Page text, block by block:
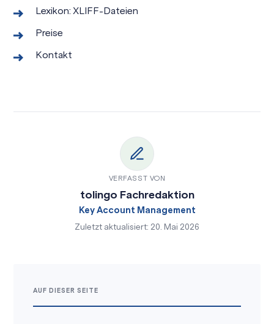
Lexikon: XLIFF-Dateien
Preise
Kontakt
VERFASST VON
tolingo Fachredaktion
Key Account Management
Zuletzt aktualisiert: 20. Mai 2026
AUF DIESER SEITE